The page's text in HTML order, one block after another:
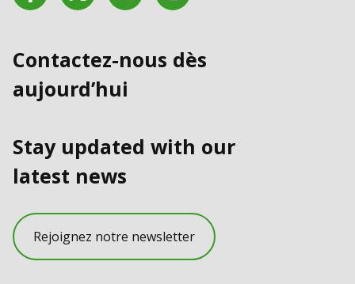
Contactez-nous dès
aujourd’hui
Stay updated with our
latest news
Rejoignez notre newsletter